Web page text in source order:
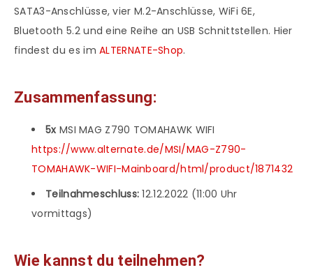
SATA3-Anschlüsse, vier M.2-Anschlüsse, WiFi 6E,
Bluetooth 5.2 und eine Reihe an USB Schnittstellen. Hier
findest du es imALTERNATE-Shop.
Zusammenfassung:
5x MSI MAG Z790 TOMAHAWK WIFI
https://www.alternate.de/MSI/MAG-Z790-
TOMAHAWK-WIFI-Mainboard/html/product/1871432
Teilnahmeschluss: 12.12.2022 (11:00 Uhr
vormittags)
Wie kannst du teilnehmen?